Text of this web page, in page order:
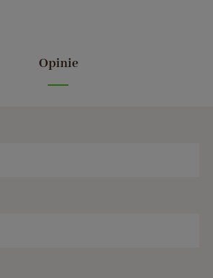
Opinie